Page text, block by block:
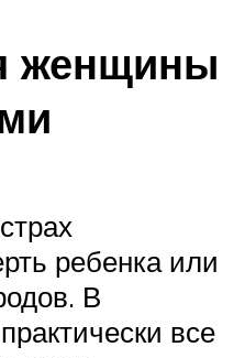
женщины
ребенка или
В
все